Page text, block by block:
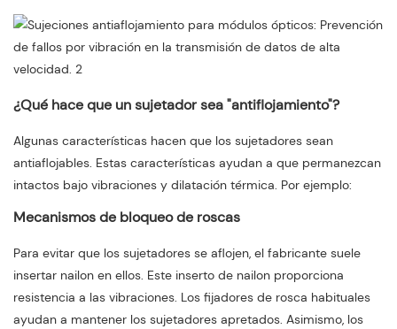
¿Qué hace que un sujetador sea "antiflojamiento"?
Algunas características hacen que los sujetadores sean
antiaflojables. Estas características ayudan a que permanezcan
intactos bajo vibraciones y dilatación térmica. Por ejemplo:
Mecanismos de bloqueo de roscas
Para evitar que los sujetadores se aflojen, el fabricante suele
insertar nailon en ellos. Este inserto de nailon proporciona
resistencia a las vibraciones. Los fijadores de rosca habituales
ayudan a mantener los sujetadores apretados. Asimismo, los